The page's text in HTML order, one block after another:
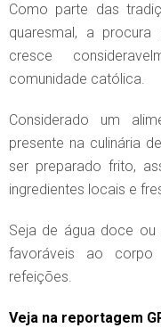
Como parte das
quaresmal, a
cresce
comunidade católica.
Considerado um
presente na culinária
ser preparado frito,
ingredientes locais e
Seja de água doce ou
favoráveis ao corpo
refeições.
Veja na reportagem